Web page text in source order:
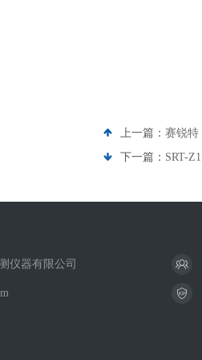
上一篇： 赛锐特
下一篇： SRT-
仪器有限公司